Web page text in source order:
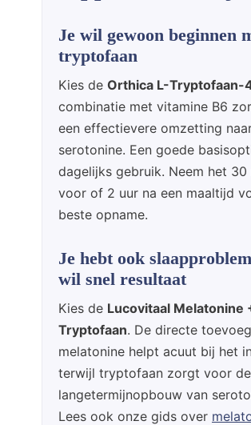
Je wil gewoon beginnen
tryptofaan
Kies de Orthica L-Tryptofaan-
combinatie met vitamine B6
een effectievere omzetting
serotonine. Een goede
dagelijks gebruik. Neem het 30
voor of 2 uur na een maaltijd
beste opname.
Je hebt ook
wil snel resultaat
Kies de Lucovitaal Melatonine
Tryptofaan. De directe
melatonine helpt acuut bij het
terwijl tryptofaan zorgt voor de
langetermijnopbouw van
Lees ook onze gids over